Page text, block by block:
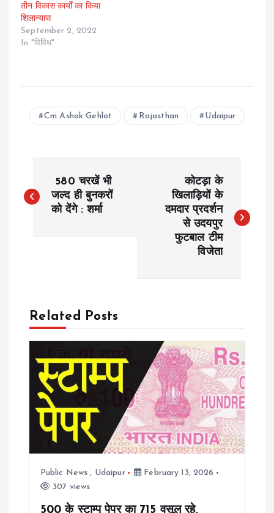
तीन विकास कार्यों का किया
शिलान्यास
September 2, 2022
In "विविध"
Cm Ashok Gehlot Rajasthan Udaipur
o
a
g
580 चरखें भी
जल्द ही बुनकरों
को देंगे : शर्मा
कोटड़ा के
खिलाड़ियों के
दमदार प्रदर्शन
से उदयपुर
फुटबाल टीम
विजेता
Related Posts
Public News , Udaipur
February 13, 2026
307 views
500 के स्टाम्प पेपर का 715 वसूल रहे,